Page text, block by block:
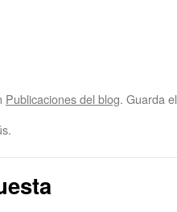
Publicaciones del blog. Guarda